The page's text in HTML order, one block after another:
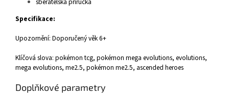
Specifikace:
Upozornění: Doporučený věk 6+
Klíčová slova: pokémon tcg, pokémon mega evolutions, evolutions,
mega evolutions, me2.5, pokémon me2.5, ascended heroes
Doplňkové parametry